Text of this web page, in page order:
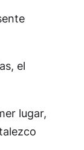
el
lugar,